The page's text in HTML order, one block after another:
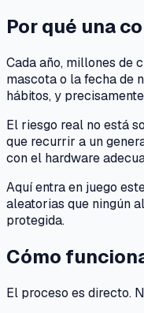
Por qué una
Cada año, millones de
mascota o la fecha de
hábitos, y
El riesgo real no está
que recurrir a un
con el hardware
Aquí entra en juego
aleatorias que ningún
protegida.
Cómo
El proceso es directo.